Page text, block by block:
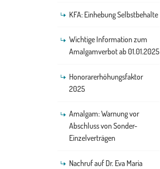
KFA: Einhebung Selbstbehalte
Wichtige Information zum
Amalgamverbot ab 01.01.2025
Honorarerhöhungsfaktor
2025
Amalgam: Warnung vor
Abschluss von Sonder-
Einzelverträgen
Nachruf auf Dr. Eva Maria